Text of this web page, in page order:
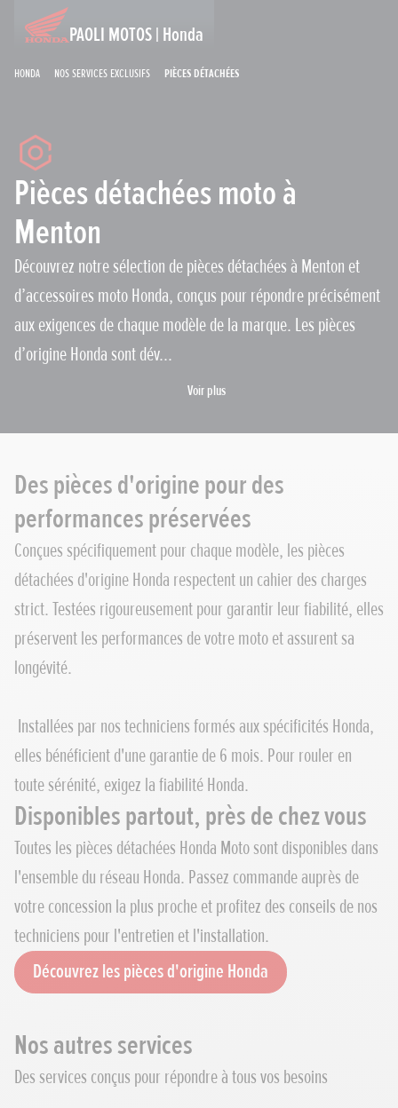
PAOLI MOTOS | Honda
Honda Nos services exclusifs Pièces détachées
Pièces détachées moto à
Menton
Découvrez notre sélection de pièces détachées à Menton et
d’accessoires moto Honda, conçus pour répondre précisément
aux exigences de chaque modèle de la marque. Les pièces
d’origine Honda sont dév...
Voir plus
Des pièces d'origine pour des
performances préservées
Conçues spécifiquement pour chaque modèle, les pièces
détachées d'origine Honda respectent un cahier des charges
strict. Testées rigoureusement pour garantir leur fiabilité, elles
préservent les performances de votre moto et assurent sa
longévité.
Installées par nos techniciens formés aux spécificités Honda,
elles bénéficient d'une garantie de 6 mois. Pour rouler en
toute sérénité, exigez la fiabilité Honda.
Disponibles partout, près de chez vous
Toutes les pièces détachées Honda Moto sont disponibles dans
l'ensemble du réseau Honda. Passez commande auprès de
votre concession la plus proche et profitez des conseils de nos
techniciens pour l'entretien et l'installation.
Découvrez les pièces d'origine Honda
Nos autres services
Des services conçus pour répondre à tous vos besoins